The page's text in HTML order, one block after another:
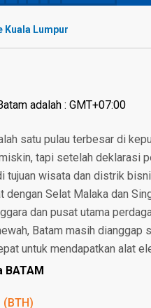
Kuala Lumpur
adalah : GMT+07:00
satu pulau terbesar di
tapi setelah deklarasi
tujuan wisata dan distrik
Selat Malaka dan
dan pusat utama
Batam masih dianggap
untuk mendapatkan alat
BATAM
(BTH)